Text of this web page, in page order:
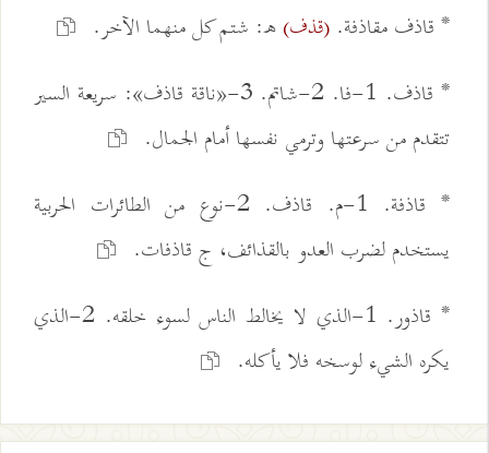
* قاذف مقاذفة. (قذف)ه: شتم كل منهما الآخر.
* قاذف. 1-فا. 2-شاتم. 3-«ناقة قاذف»: سريعة السير
تتقدم من سرعتها وترمي نفسها أمام الجمال.
* قاذفة. 1-م. قاذف. 2-نوع من الطائرات الحربية
يستخدم لضرب العدو بالقذائف، ج قاذفات.
* قاذور. 1-الذي لا يخالط الناس لسوء خلقه. 2-الذي
يكره الشيء لوسخه فلا يأكله.